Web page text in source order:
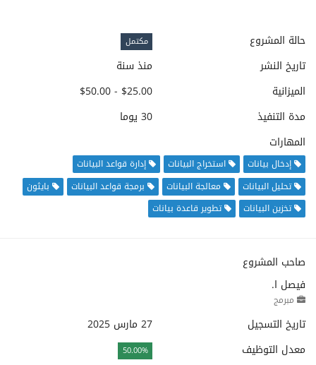
حالة المشروع مكتمل
تاريخ النشر
منذ سنة
الميزانية
$25.00 - $50.00
مدة التنفيذ
30 يوما
المهارات
إدخال بيانات استخراج البيانات
إدارة قواعد البيانات
تحليل البيانات
معالجة البيانات برمجة قواعد البيانات
بايثون
تخزين البيانات
تطوير قاعدة بيانات
صاحب المشروع
فيصل ا.
مبرمج
تاريخ التسجيل
27 مارس 2025
معدل التوظيف
50.00%